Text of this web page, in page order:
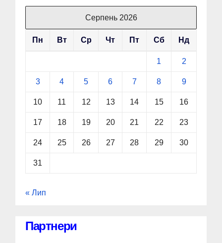
Серпень 2026
Пн Вт Ср Чт Пт Сб Нд
1 2
3 4 5 6 7 8 9
10 11 12 13 14 15 16
17 18 19 20 21 22 23
24 25 26 27 28 29 30
31
« Лип
Партнери